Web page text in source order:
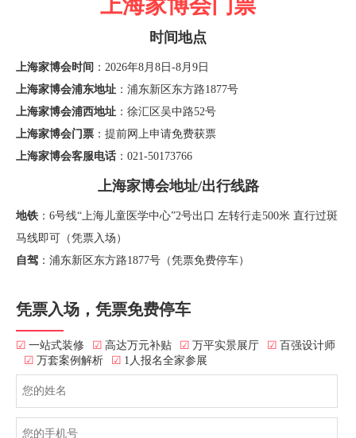
上海家博会门票
时间地点
上海家博会时间 ：2026年8月8日-8月9日
上海家博会浦东地址 ：浦东新区东方路1877号
上海家博会浦西地址 ：徐汇区吴中路52号
上海家博会门票 ：提前网上申请免费获票
上海家博会客服电话 ：021-50173766
上海家博会地址/出行线路
地铁 ：6号线“上海儿童医学中心”2号出口 左转行走500米 直行过斑
马线即可（凭票入场）
自驾 ：浦东新区东方路1877号（凭票免费停车）
凭票入场，凭票免费停车
☑ 一站式装修 ☑ 高达万元补贴 ☑ 万平实景展厅 ☑ 百强设计师
☑ 万套案例解析 ☑ 1人报名全家参展